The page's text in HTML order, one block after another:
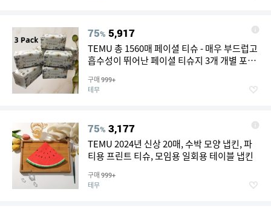
75% 5,917
TEMU 총 1560매 페이셜 티슈 - 매우 부드럽고
흡수성이 뛰어난 페이셜 티슈지 3개 개별 포장,
용으로 두껍고 튼튼함, 주방, 욕실, 거실, 가정
용 휴지, 고품질 계절용 범용 페이셜 티슈지
구매 999+
테무
75% 3,177
TEMU 2024년 신상 20매, 수박 모양 냅킨, 파
티용 프린트 티슈, 모임용 일회용 테이블 냅킨
구매 999+
테무